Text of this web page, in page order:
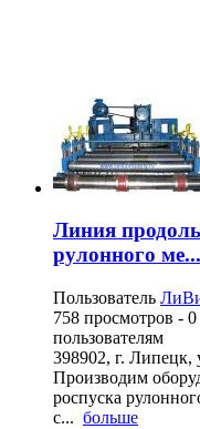
Линия
рулонного ме...
Пользователь
758 просмотров -
пользователям
398902, г.
Производим
роспуска
с... больше